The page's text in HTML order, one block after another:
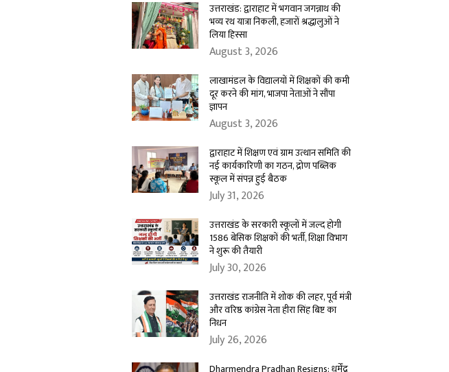
उत्तराखंड: द्वाराहाट में भगवान जगन्नाथ की
भव्य रथ यात्रा निकली, हजारों श्रद्धालुओं ने
लिया हिस्सा
August 3, 2026
लाखामंडल के विद्यालयों में शिक्षकों की कमी
दूर करने की मांग, भाजपा नेताओं ने सौंपा
ज्ञापन
August 3, 2026
द्वाराहाट में शिक्षण एवं ग्राम उत्थान समिति की
नई कार्यकारिणी का गठन, द्रोण पब्लिक
स्कूल में संपन्न हुई बैठक
July 31, 2026
उत्तराखंड के सरकारी स्कूलों में जल्द होगी
1586 बेसिक शिक्षकों की भर्ती, शिक्षा विभाग
ने शुरू की तैयारी
July 30, 2026
उत्तराखंड राजनीति में शोक की लहर, पूर्व मंत्री
और वरिष्ठ कांग्रेस नेता हीरा सिंह बिष्ट का
निधन
July 26, 2026